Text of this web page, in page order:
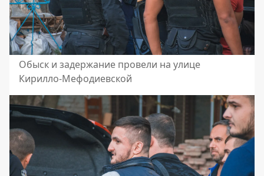
Обыск и задержание провели на улице
Кирилло-Мефодиевской